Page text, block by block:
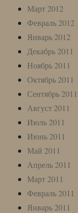
Март 2012
Февраль 2012
Январь 2012
Декабрь 2011
Ноябрь 2011
Октябрь 2011
Сентябрь 2011
Август 2011
Июль 2011
Июнь 2011
Май 2011
Апрель 2011
Март 2011
Февраль 2011
Январь 2011